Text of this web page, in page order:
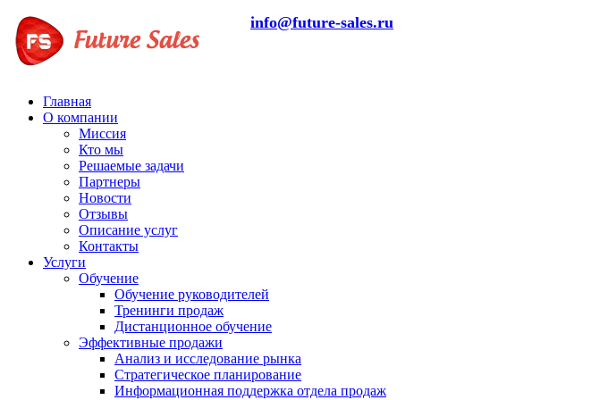
info@future-sales.ru
Главная
О компании
Миссия
Кто мы
Решаемые задачи
Партнеры
Новости
Отзывы
Описание услуг
Контакты
Услуги
Обучение
Обучение руководителей
Тренинги продаж
Дистанционное обучение
Эффективные продажи
Анализ и исследование рынка
Стратегическое планирование
Информационная поддержка отдела продаж